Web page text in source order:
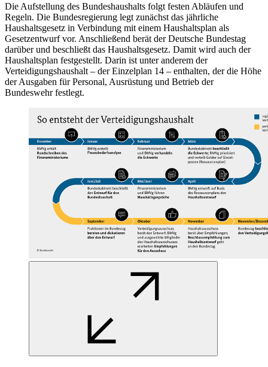
Die Aufstellung des Bundeshaushalts folgt festen Abläufen und
Regeln. Die Bundesregierung legt zunächst das jährliche
Haushaltsgesetz in Verbindung mit einem Haushaltsplan als
Gesetzentwurf vor. Anschließend berät der Deutsche Bundestag
darüber und beschließt das Haushaltsgesetz. Damit wird auch der
Haushaltsplan festgestellt. Darin ist unter anderem der
Verteidigungshaushalt – der Einzelplan 14 – enthalten, der die Höhe
der Ausgaben für Personal, Ausrüstung und Betrieb der
Bundeswehr festlegt.